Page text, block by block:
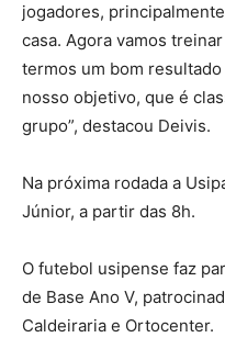
jogadores,
casa. Agora vamos
termos um bom
nosso objetivo, que é
grupo”, destacou Deivis.
Na próxima rodada a
Júnior, a partir das 8h.
O futebol usipense faz
de Base Ano V,
Caldeiraria e Ortocenter.